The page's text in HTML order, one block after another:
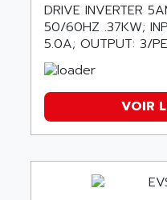
DRIVE INVERTER
50/60HZ .37KW;
5.0A; OUTPUT: 3/
VOIR